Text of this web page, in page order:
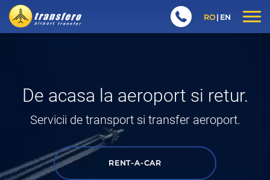
RO EN
De acasa la aeroport si retur.
Servicii de transport si transfer aeroport.
RENT-A-CAR